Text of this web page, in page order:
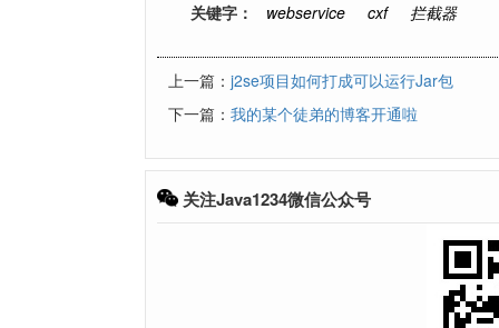
关键字： webservice cxf 拦截器
上一篇： j2se项目如何打成可以运行Jar包
下一篇： 我的某个徒弟的博客开通啦
关注Java1234微信公众号